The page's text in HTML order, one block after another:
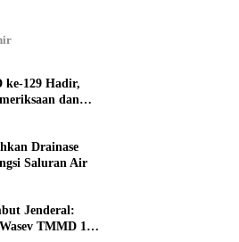
ke-129 Hadir,
dan
Drainase
Saluran Air
Jenderal:
TMMD 129